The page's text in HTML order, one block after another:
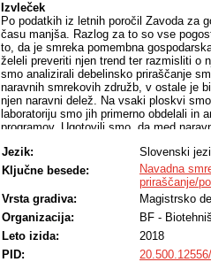
Izvleček
Po podatkih iz letnih poročil Zavoda za
času manjša. Razlog za to so vse
to, da je smreka pomembna
želeli preveriti njen trend ter razmisliti o
smo analizirali debelinsko priraščanje
naravnih smrekovih združb, v ostale je
njen naravni delež. Na vsaki ploskvi
laboratoriju smo jih primerno obdelali in
programov. Ugotovili smo, da med
temperature in padavin na rast, kar
da so le-ta bolj izrazita v zadnjih 30
Jezik:
Slovenski
Ključne besede:
Navadna
priraščanje/
Vrsta gradiva:
Magistrsko
Organizacija:
BF -
Leto izida:
2018
PID: